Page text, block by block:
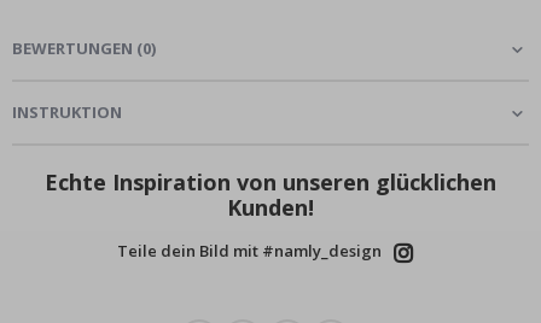
BEWERTUNGEN (0)
INSTRUKTION
Echte Inspiration von unseren glücklichen
Kunden!
Teile dein Bild mit #namly_design